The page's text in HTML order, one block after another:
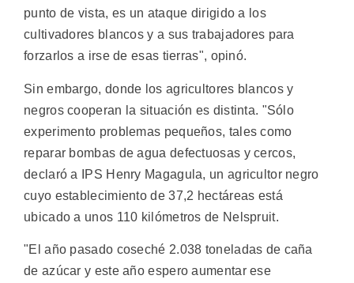
punto de vista, es un ataque dirigido a los
cultivadores blancos y a sus trabajadores para
forzarlos a irse de esas tierras", opinó.
Sin embargo, donde los agricultores blancos y
negros cooperan la situación es distinta. "Sólo
experimento problemas pequeños, tales como
reparar bombas de agua defectuosas y cercos,
declaró a IPS Henry Magagula, un agricultor negro
cuyo establecimiento de 37,2 hectáreas está
ubicado a unos 110 kilómetros de Nelspruit.
"El año pasado coseché 2.038 toneladas de caña
de azúcar y este año espero aumentar ese